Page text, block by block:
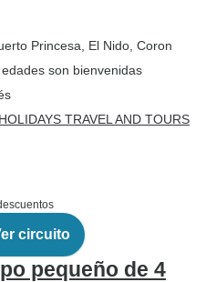
Princesa , El Nido , Coron
son bienvenidas
TRAVEL AND TOURS
circuito
pequeño de 4